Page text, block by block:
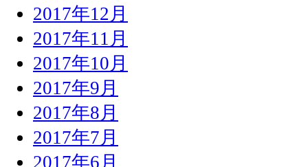
2017年12月
2017年11月
2017年10月
2017年9月
2017年8月
2017年7月
2017年6月